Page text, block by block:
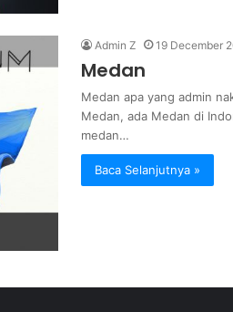
Admin Z 19 December
Medan
Medan apa yang admin
Medan, ada Medan di
medan…
Baca Selanjutnya »